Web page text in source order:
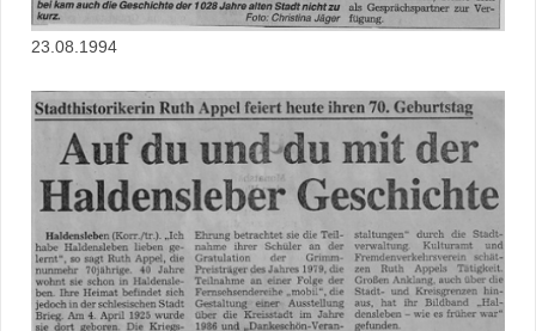
23.08.1994